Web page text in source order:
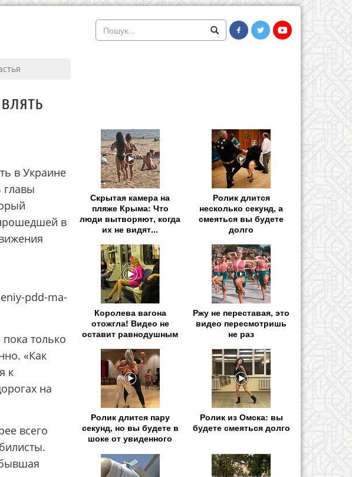
в Украине
главы
в
pdd-ma-
только
«Как
к
на
всего
Скрытая камера на
пляже Крыма: Что
люди вытворяют, когда
их не видят...
Ролик длится
несколько секунд, а
смеяться вы будете
долго
Королева вагона
отожгла! Видео не
оставит равнодушным
Ржу не переставая, это
видео пересмотришь
не раз
Ролик длится пару
секунд, но вы будете в
шоке от увиденного
Ролик из Омска: вы
будете смеяться долго